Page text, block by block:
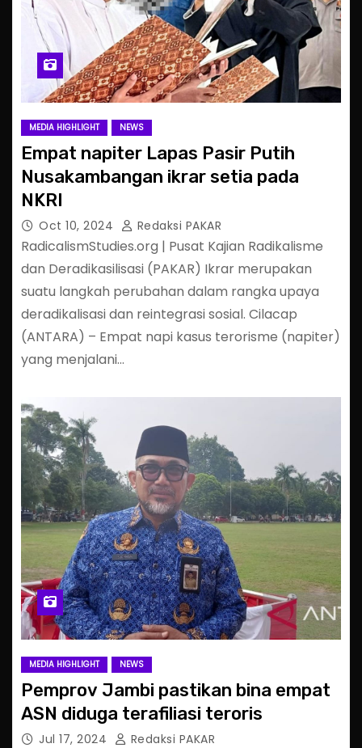
MEDIA HIGHLIGHT NEWS
Empat napiter Lapas Pasir Putih
Nusakambangan ikrar setia pada
NKRI
Oct 10, 2024 Redaksi PAKAR
RadicalismStudies.org | Pusat Kajian Radikalisme
dan Deradikasilisasi (PAKAR) Ikrar merupakan
suatu langkah perubahan dalam rangka upaya
deradikalisasi dan reintegrasi sosial. Cilacap
(ANTARA) – Empat napi kasus terorisme (napiter)
yang menjalani…
MEDIA HIGHLIGHT NEWS
Pemprov Jambi pastikan bina empat
ASN diduga terafiliasi teroris
Jul 17, 2024 Redaksi PAKAR